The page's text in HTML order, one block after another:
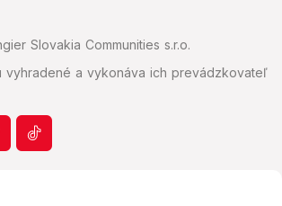
Slovakia Communities s.r.o.
vyhradené a vykonáva ich prevádzkovateľ